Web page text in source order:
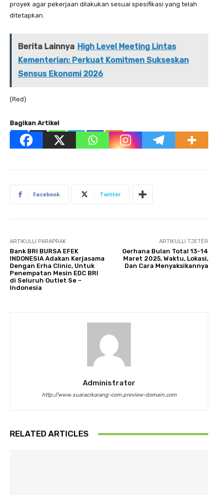
proyek agar pekerjaan dilakukan sesuai spesifikasi yang telah
ditetapkan.
Berita Lainnya High Level Meeting Lintas
Kementerian: Perkuat Komitmen Sukseskan
Sensus Ekonomi 2026
(Red)
Bagikan Artikel
Facebook Twitter
ARTIKULLI PARAPRAK
Bank BRI BURSA EFEK
INDONESIA Adakan Kerjasama
Dengan Erha Clinic, Untuk
Penempatan Mesin EDC BRI
di Seluruh Outlet Se –
Indonesia
ARTIKULLI TJETËR
Gerhana Bulan Total 13-14
Maret 2025, Waktu, Lokasi,
Dan Cara Menyaksikannya
Administrator
http://www.suaracikarang-com.preview-domain.com
RELATED ARTICLES